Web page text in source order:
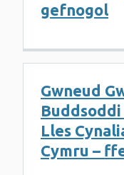
gefnogol
Gwneud
Lles
Cymru –